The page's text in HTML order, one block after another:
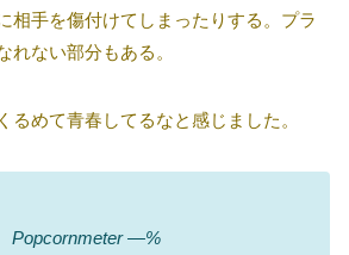
相手を傷付けてしまったりする。プラ
れない部分もある。
るめて青春してるなと感じました。
―%